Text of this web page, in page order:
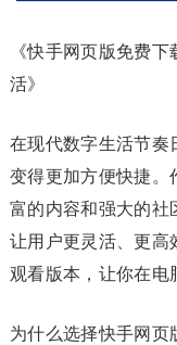
《快手网页版免费
活》
在现代数字生活节奏
变得更加方便快捷。
富的内容和强大的社
让用户更灵活、更高
观看版本，让你在电
为什么选择快手网页